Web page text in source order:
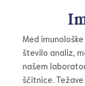
Med
število analiz,
našem
ščitnice.